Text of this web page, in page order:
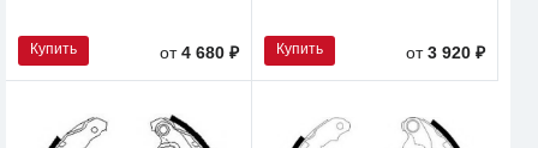
Купить от4 680 ₽ Купить от3 920 ₽